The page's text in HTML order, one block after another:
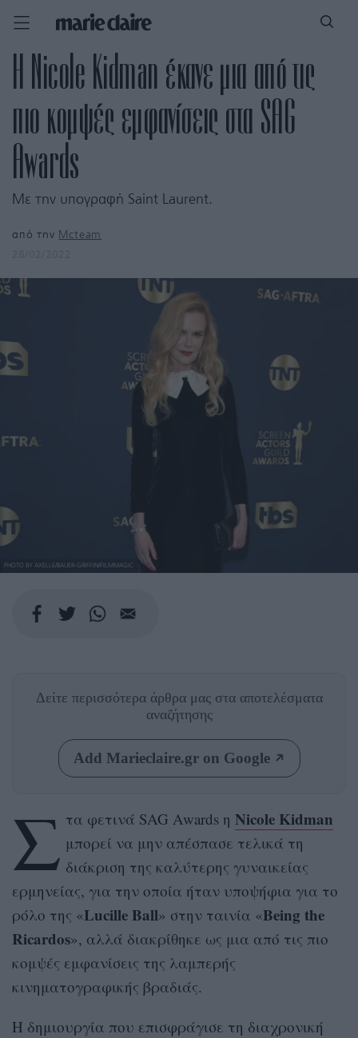
H Nicole Kidman έκανε μια από τις
πιο κομψές εμφανίσεις στα SAG
Awards
Με την υπογραφή Saint Laurent.
από την Mcteam
PHOTO BY AXELLE/BAUER-GRIFFIN/FILMMAGIC
Δείτε περισσότερα άρθρα μας στα αποτελέσματα
αναζήτησης
Add Marieclaire.gr on Google
Σ τα φετινά SAG Awards η Nicole Kidman
μπορεί να μην απέσπασε τελικά τη
διάκριση της καλύτερης γυναικείας
ερμηνείας, για την οποία ήταν υποψήφια για το
ρόλο της «Lucille Ball» στην ταινία «Being the
Ricardos», αλλά διακρίθηκε ως μια από τις πιο
κομψές εμφανίσεις της λαμπερής
κινηματογραφικής βραδιάς.
Η δημιουργία που επισφράγισε τη διαχρονική